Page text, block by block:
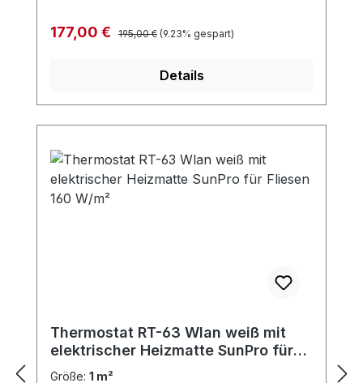
Verkaufspreis:
177,00 € Regulärer Preis:
195,00 € (9.23% gespart)
Details
Thermostat RT-63 Wlan weiß mit
elektrischer Heizmatte SunPro für
Fliesen 160 W/m²
Größe: 1 m²